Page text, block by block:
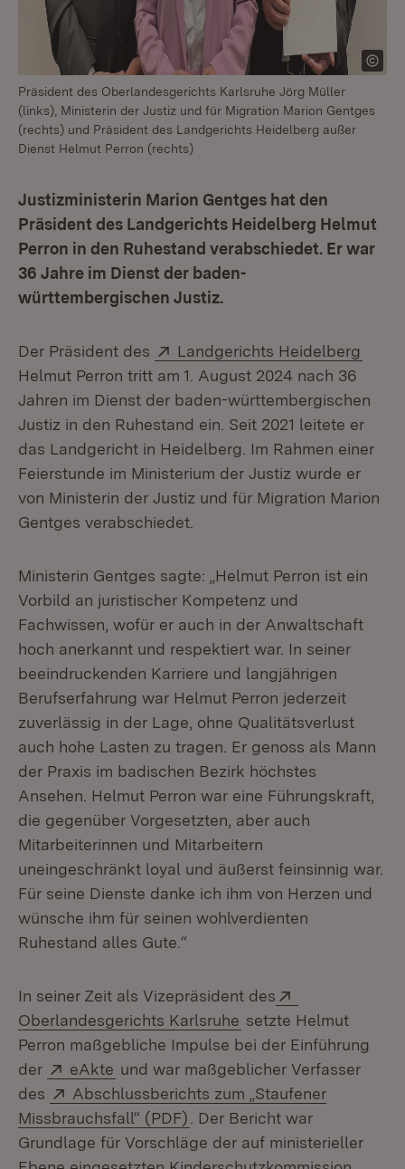
Präsident des Oberlandesgerichts Karlsruhe Jörg Müller
(links), Ministerin der Justiz und für Migration Marion Gentges
(rechts) und Präsident des Landgerichts Heidelberg außer
Dienst Helmut Perron (rechts)
Justizministerin Marion Gentges hat den
Präsident des Landgerichts Heidelberg Helmut
Perron in den Ruhestand verabschiedet. Er war
36 Jahre im Dienst der baden-
württembergischen Justiz.
Der Präsident des Extern:
Landgerichts Heidelberg
Helmut Perron tritt am 1. August 2024 nach 36
Jahren im Dienst der baden-württembergischen
Justiz in den Ruhestand ein. Seit 2021 leitete er
das Landgericht in Heidelberg. Im Rahmen einer
Feierstunde im Ministerium der Justiz wurde er
von Ministerin der Justiz und für Migration Marion
Gentges verabschiedet.
Ministerin Gentges sagte: „Helmut Perron ist ein
Vorbild an juristischer Kompetenz und
Fachwissen, wofür er auch in der Anwaltschaft
hoch anerkannt und respektiert war. In seiner
beeindruckenden Karriere und langjährigen
Berufserfahrung war Helmut Perron jederzeit
zuverlässig in der Lage, ohne Qualitätsverlust
auch hohe Lasten zu tragen. Er genoss als Mann
der Praxis im badischen Bezirk höchstes
Ansehen. Helmut Perron war eine Führungskraft,
die gegenüber Vorgesetzten, aber auch
Mitarbeiterinnen und Mitarbeitern
uneingeschränkt loyal und äußerst feinsinnig war.
Für seine Dienste danke ich ihm von Herzen und
wünsche ihm für seinen wohlverdienten
Ruhestand alles Gute.“
In seiner Zeit als Vizepräsident des
Oberlandesgerichts Karlsruhe (Öffnet in neuem
setzte Helmut
Perron maßgebliche Impulse bei der Einführung
der
Extern:
eAkte (Öffnet in neuem Fenster)
und war maßgeblicher Verfasser
des
Extern:
Abschlussberichts zum „Staufener
Missbrauchsfall“ (PDF) (Öffnet in neuem Fenster)
. Der Bericht war
Grundlage für Vorschläge der auf ministerieller